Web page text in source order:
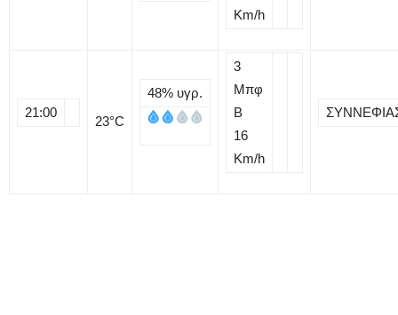
Km/h
21:00
23°C
48% υγρ.
3
Μπφ
B
16
Km/h